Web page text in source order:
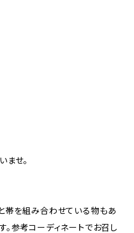
ませ。
帯を組み合わせている物もあ
。参考コーディネートでお召し